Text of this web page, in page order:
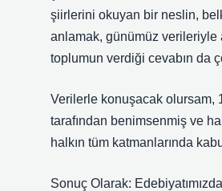
şiirlerini okuyan bir neslin,
anlamak, günümüz verileriyle
toplumun verdiği cevabın da
Verilerle konuşacak olursam,
tarafından benimsenmiş ve
halkın tüm katmanlarında
Sonuç Olarak: